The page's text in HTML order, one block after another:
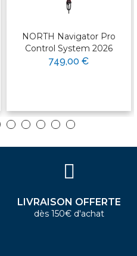
NORTH Navigator Pro
Control System 2026
749,00 €
LIVRAISON OFFERTE
dès 150€ d'achat